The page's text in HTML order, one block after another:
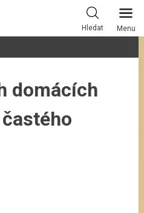
Hledat Menu
domácích